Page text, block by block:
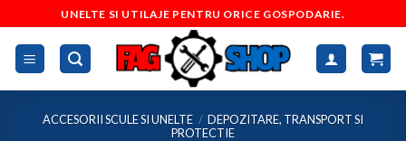
to
content
UNELTE SI UTILAJE PENTRU ORICE GOSPODARIE.
ACCESORII SCULE SI UNELTE / DEPOZITARE, TRANSPORT SI
PROTECTIE